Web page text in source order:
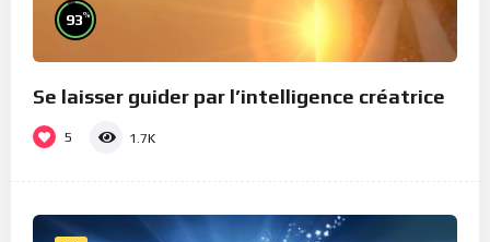
93%
Se laisser guider par l’intelligence créatrice
5 1.7K